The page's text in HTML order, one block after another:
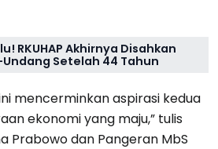
RKUHAP Akhirnya Disahkan
Setelah 44 Tahun
mencerminkan aspirasi kedua
ekonomi yang maju,” tulis
Prabowo dan Pangeran MbS